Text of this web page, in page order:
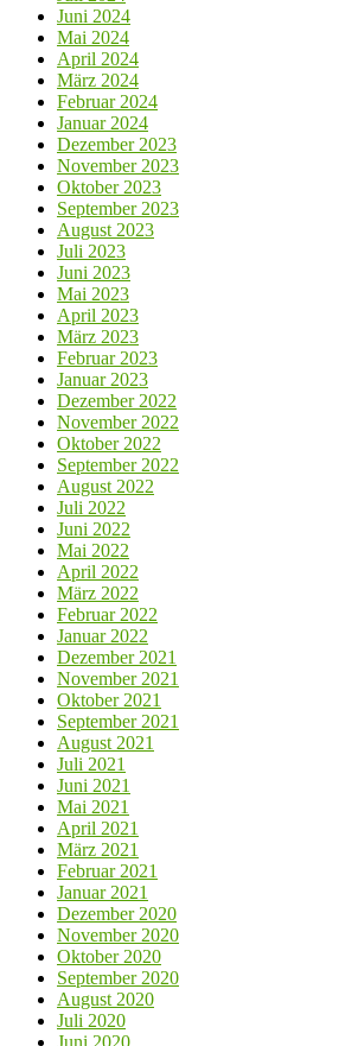
Juni 2024
Mai 2024
April 2024
März 2024
Februar 2024
Januar 2024
Dezember 2023
November 2023
Oktober 2023
September 2023
August 2023
Juli 2023
Juni 2023
Mai 2023
April 2023
März 2023
Februar 2023
Januar 2023
Dezember 2022
November 2022
Oktober 2022
September 2022
August 2022
Juli 2022
Juni 2022
Mai 2022
April 2022
März 2022
Februar 2022
Januar 2022
Dezember 2021
November 2021
Oktober 2021
September 2021
August 2021
Juli 2021
Juni 2021
Mai 2021
April 2021
März 2021
Februar 2021
Januar 2021
Dezember 2020
November 2020
Oktober 2020
September 2020
August 2020
Juli 2020
Juni 2020